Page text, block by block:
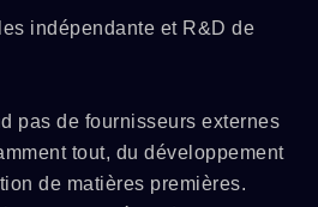
indépendante et R&D de
pas de fournisseurs externes
tout, du développement
de matières premières.